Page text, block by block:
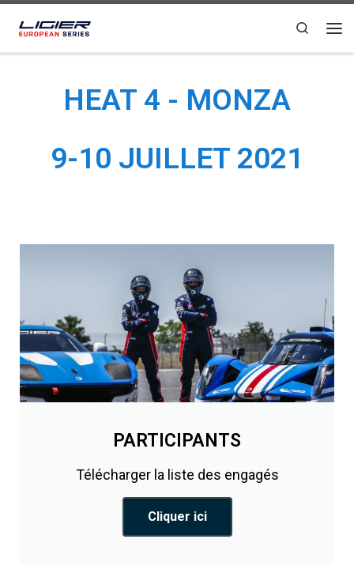
Passer au contenu Search
HEAT 4 - MONZA
9-10 JUILLET 2021
PARTICIPANTS
Télécharger la liste des engagés
Cliquer ici